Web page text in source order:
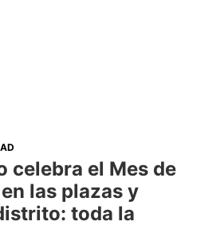
celebra el Mes de
las plazas y
toda la